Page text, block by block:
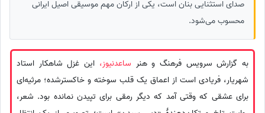
صدای استثنایی بنان است، یکی از ارکان مهم موسیقی اصیل ایرانی
محسوب می‌شود.
به گزارش سرویس فرهنگ و هنر ساعدنیوز، این غزل شاهکار استاد
شهریار، فریادی است از اعماق یک قلب سوخته و خاکسترشده؛ مرثیه‌ای
برای عشقی که وقتی آمد که دیگر رمقی برای تپیدن نمانده بود. شعر،